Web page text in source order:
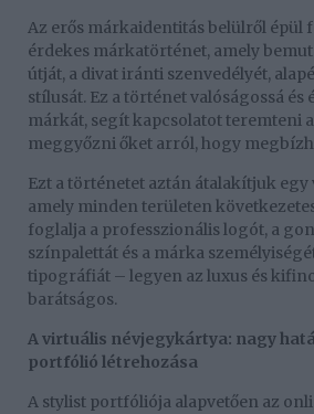
Az erős márkaidentitás belülről épül
érdekes márkatörténet, amely
útját, a divat iránti szenvedélyét,
stílusát. Ez a történet valóságossá és
márkát, segít kapcsolatot teremteni
meggyőzni őket arról, hogy
Ezt a történetet aztán átalakítjuk egy
amely minden területen
foglalja a professzionális logót, a
színpalettát és a márka
tipográfiát – legyen az luxus és
barátságos.
A virtuális névjegykártya: nagy
portfólió létrehozása
A stylist portfóliója alapvetően az